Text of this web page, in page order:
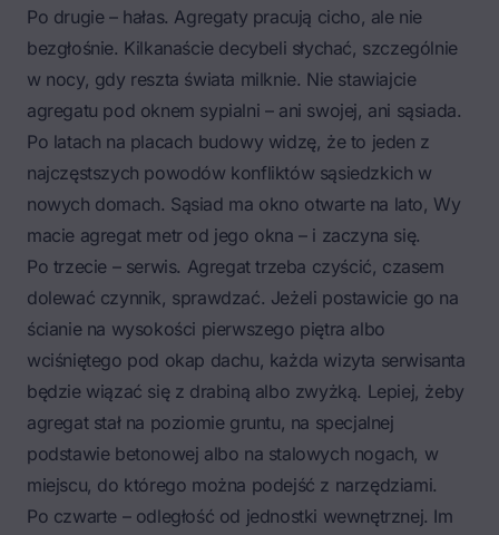
Po drugie – hałas. Agregaty pracują cicho, ale nie
bezgłośnie. Kilkanaście decybeli słychać, szczególnie
w nocy, gdy reszta świata milknie. Nie stawiajcie
agregatu pod oknem sypialni – ani swojej, ani sąsiada.
Po latach na placach budowy widzę, że to jeden z
najczęstszych powodów konfliktów sąsiedzkich w
nowych domach. Sąsiad ma okno otwarte na lato, Wy
macie agregat metr od jego okna – i zaczyna się.
Po trzecie – serwis. Agregat trzeba czyścić, czasem
dolewać czynnik, sprawdzać. Jeżeli postawicie go na
ścianie na wysokości pierwszego piętra albo
wciśniętego pod okap dachu, każda wizyta serwisanta
będzie wiązać się z drabiną albo zwyżką. Lepiej, żeby
agregat stał na poziomie gruntu, na specjalnej
podstawie betonowej albo na stalowych nogach, w
miejscu, do którego można podejść z narzędziami.
Po czwarte – odległość od jednostki wewnętrznej. Im